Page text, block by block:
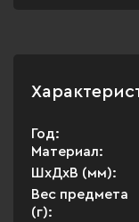
Год:
Материал:
ШхДхВ (мм):
Вес предмета
(г):